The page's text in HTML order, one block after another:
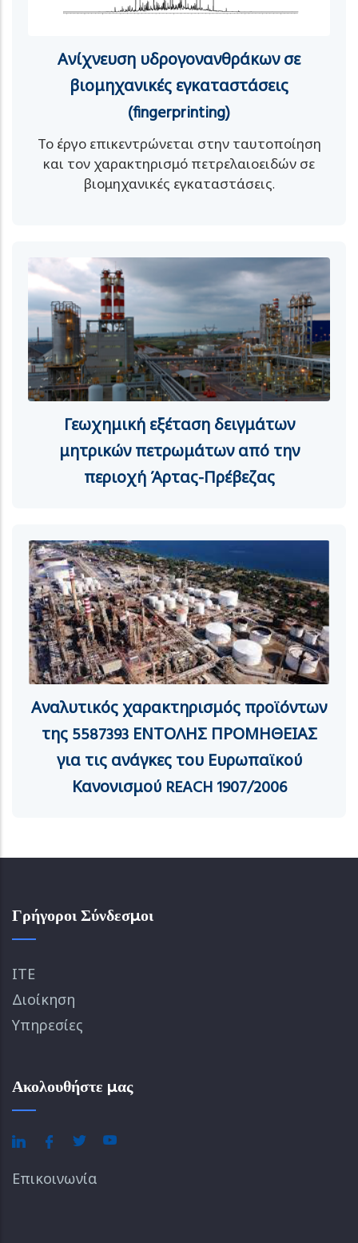
Ανίχνευση υδρογονανθράκων σε
βιομηχανικές εγκαταστάσεις
(fingerprinting)
Το έργο επικεντρώνεται στην ταυτοποίηση
και τον χαρακτηρισμό πετρελαιοειδών σε
βιομηχανικές εγκαταστάσεις.
Γεωχημική εξέταση δειγμάτων
μητρικών πετρωμάτων από την
περιοχή Άρτας-Πρέβεζας
Αναλυτικός χαρακτηρισμός προϊόντων
της 5587393 ΕΝΤΟΛΗΣ ΠΡΟΜΗΘΕΙΑΣ
για τις ανάγκες του Ευρωπαϊκού
Κανονισμού REACH 1907/2006
Γρήγοροι Σύνδεσμοι
ΙΤΕ
Διοίκηση
Υπηρεσίες
Ακολουθήστε μας
Επικοινωνία